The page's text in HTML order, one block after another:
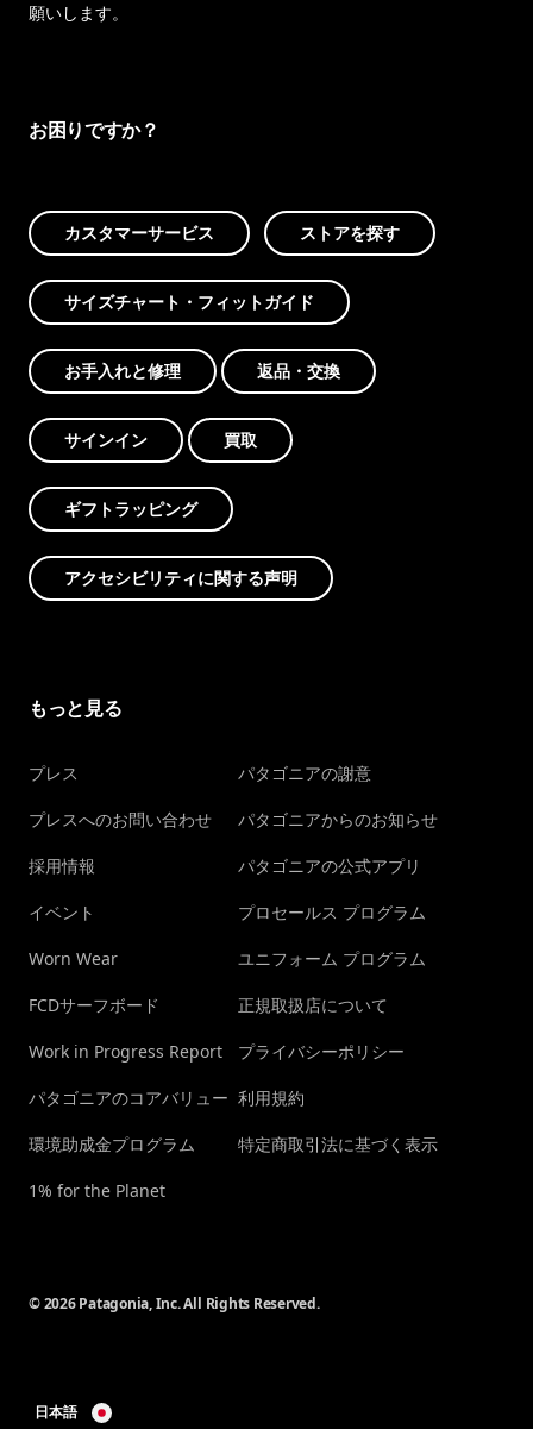
願いします。
お困りですか？
カスタマーサービス ストアを探す
サイズチャート・フィットガイド
お手入れと修理 返品・交換
サインイン 買取
ギフトラッピング
アクセシビリティに関する声明
もっと見る
プレス
プレスへのお問い合わせ
採用情報
イベント
Worn Wear
FCDサーフボード
Work in Progress Report
パタゴニアのコアバリュー
環境助成金プログラム
1% for the Planet
パタゴニアの謝意
パタゴニアからのお知らせ
パタゴニアの公式アプリ
プロセールス プログラム
ユニフォーム プログラム
正規取扱店について
プライバシーポリシー
利用規約
特定商取引法に基づく表示
© 2026 Patagonia, Inc. All Rights Reserved.
日本語